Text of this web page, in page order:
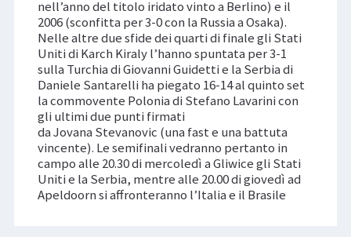
nell’anno del titolo iridato vinto a Berlino) e il
2006 (sconfitta per 3-0 con la Russia a Osaka).
Nelle altre due sfide dei quarti di finale gli Stati
Uniti di Karch Kiraly l’hanno spuntata per 3-1
sulla Turchia di Giovanni Guidetti e la Serbia di
Daniele Santarelli ha piegato 16-14 al quinto set
la commovente Polonia di Stefano Lavarini con
gli ultimi due punti firmati
da Jovana Stevanovic (una fast e una battuta
vincente). Le semifinali vedranno pertanto in
campo alle 20.30 di mercoledì a Gliwice gli Stati
Uniti e la Serbia, mentre alle 20.00 di giovedì ad
Apeldoorn si affronteranno l’Italia e il Brasile